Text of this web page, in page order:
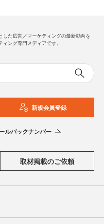
した広告／マーケティングの最新動向を
ング専門メディアです。
新規会員登録
ルバックナンバー
取材掲載のご依頼